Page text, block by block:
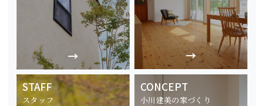
STAFF
スタッフ
CONCEPT
小川建美の家づくり